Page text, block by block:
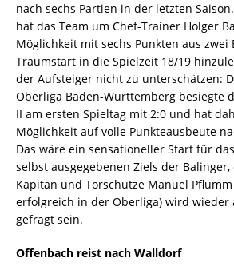
nach sechs Partien in der letzten
hat das Team um Chef-Trainer Holger
Möglichkeit mit sechs Punkten aus zwei
Traumstart in die Spielzeit 18/19
der Aufsteiger nicht zu unterschätzen:
Oberliga Baden-Württemberg besiegte
II am ersten Spieltag mit 2:0 und hat
Möglichkeit auf volle Punkteausbeute
Das wäre ein sensationeller Start für
selbst ausgegebenen Ziels der
Kapitän und Torschütze Manuel
erfolgreich in der Oberliga) wird wieder
gefragt sein.
Offenbach reist nach Walldorf